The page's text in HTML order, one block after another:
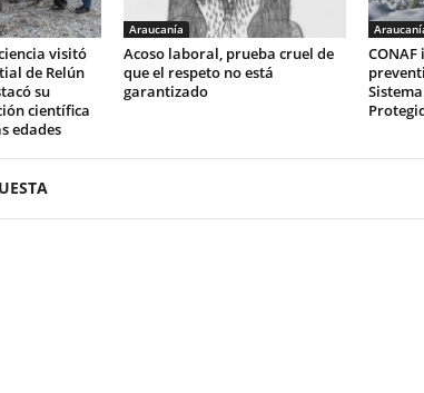
visitó
de Relún
su
científica
edades
Araucanía
Acoso laboral, prueba cruel de
que el respeto no está
garantizado